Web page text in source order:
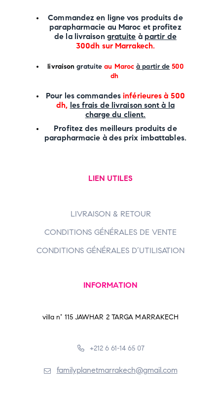
Commandez en ligne vos produits de
parapharmacie au Maroc et profitez
de la livraison gratuite à partir de
300dh sur Marrakech.
livraison gratuite au Maroc à partir de 500
dh
Pour les commandesinférieures à 500
dh, les frais de livraison sont à la
charge du client.
Profitez des meilleurs produits de
parapharmacie à des prix imbattables.
LIEN UTILES
LIVRAISON & RETOUR
CONDITIONS GÉNÉRALES DE VENTE
CONDITIONS GÉNÉRALES D’UTILISATION
INFORMATION
villa n° 115 JAWHAR 2 TARGA MARRAKECH
+212 6 61-14 65 07
familyplanetmarrakech@gmail.com